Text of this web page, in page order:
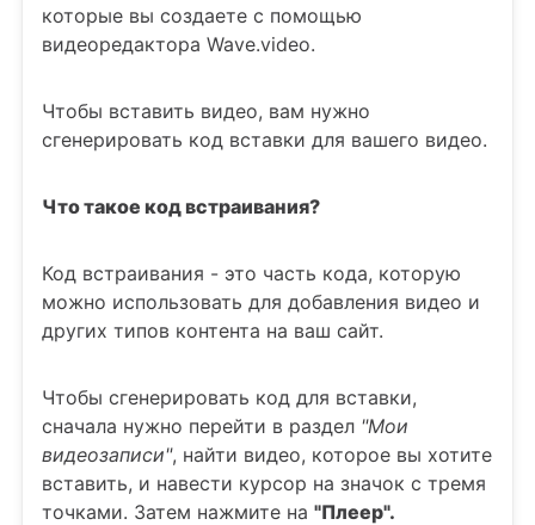
которые вы создаете с помощью
видеоредактора Wave.video.
Чтобы вставить видео, вам нужно
сгенерировать код вставки для вашего видео.
Что такое код встраивания?
Код встраивания - это часть кода, которую
можно использовать для добавления видео и
других типов контента на ваш сайт.
Чтобы сгенерировать код для вставки,
сначала нужно перейти в раздел "Мои
видеозаписи", найти видео, которое вы хотите
вставить, и навести курсор на значок с тремя
точками. Затем нажмите на "Плеер".